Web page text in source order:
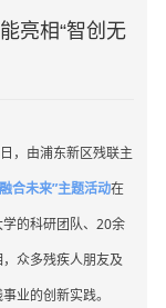
亮相“智创无
，由浦东新区残联主
合未来”主题活动在
的科研团队、20余
众多残疾人朋友及
业的创新实践。